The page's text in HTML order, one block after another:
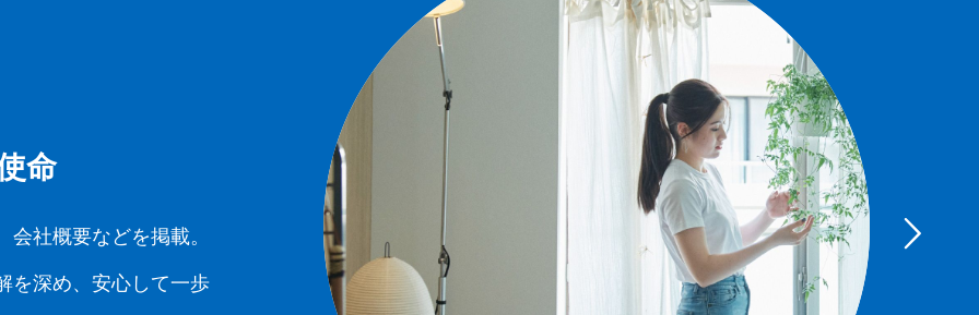
命
社概要などを掲載。
を深め、安心して一歩